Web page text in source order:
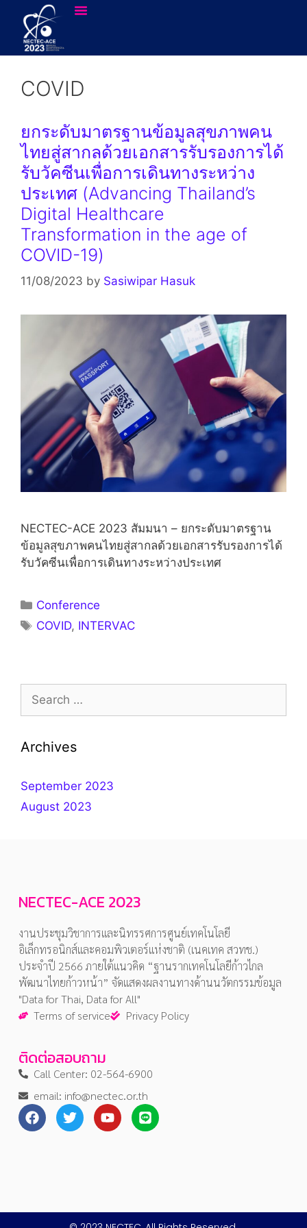
COVID
ยกระดับมาตรฐานข้อมูลสุขภาพคน
ไทยสู่สากลด้วยเอกสารรับรองการได้
รับวัคซีนเพื่อการเดินทางระหว่าง
ประเทศ (Advancing Thailand’s
Digital Healthcare
Transformation in the age of
COVID-19)
11/08/2023 by Sasiwipar Hasuk
NECTEC-ACE 2023 สัมมนา – ยกระดับมาตรฐาน
ข้อมูลสุขภาพคนไทยสู่สากลด้วยเอกสารรับรองการได้
รับวัคซีนเพื่อการเดินทางระหว่างประเทศ
Conference
COVID, INTERVAC
Archives
September 2023
August 2023
NECTEC-ACE 2023
งานประชุมวิชาการและนิทรรศการศูนย์เทคโนโลยี
อิเล็กทรอนิกส์และคอมพิวเตอร์แห่งชาติ (เนคเทค สวทช.)
ประจำปี 2566 ภายใต้แนวคิด “ฐานรากเทคโนโลยีก้าวไกล
พัฒนาไทยก้าวหน้า” จัดแสดงผลงานทางด้านนวัตกรรมข้อมูล
"Data for Thai, Data for All"
Terms of service
Privacy Policy
ติดต่อสอบถาม
Call Center: 02-564-6900
email: info@nectec.or.th